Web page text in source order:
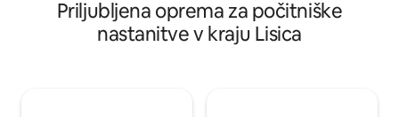
vročih vrelcev Chena in 2 uri do
narodnega parka Denali. To je popoln
romantični oddih ali udobno bivališče,
vaše bivanje
Fairbanks, lahko
pralnem in
Priljubljena oprema za počitniške
nastanitve v kraju Lisica